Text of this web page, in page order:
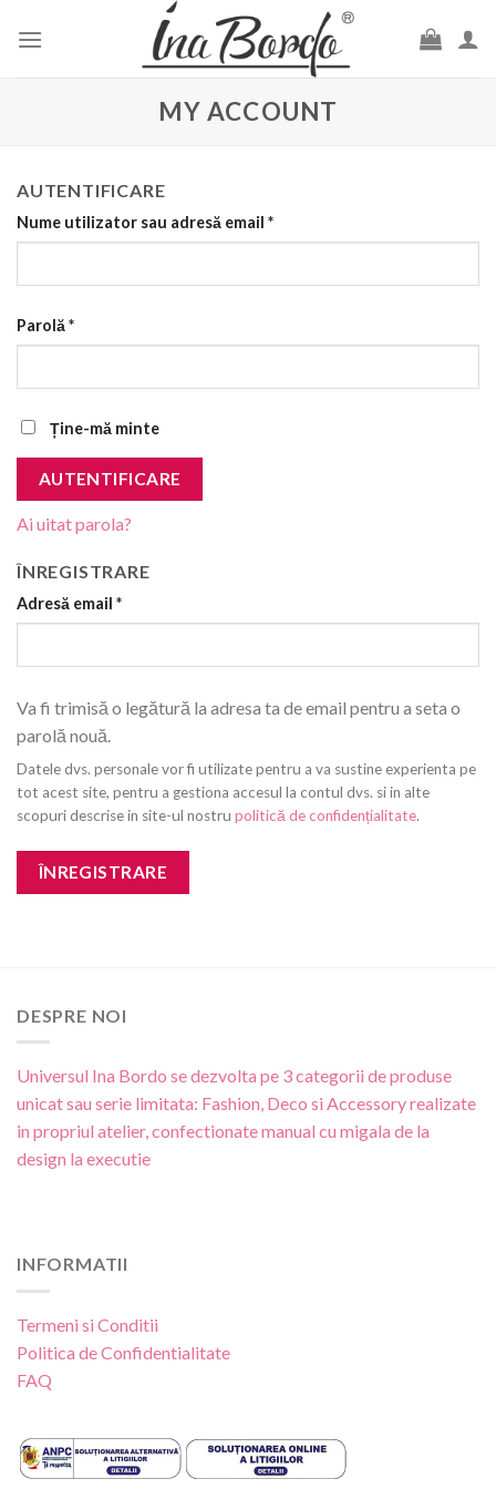
MY ACCOUNT
AUTENTIFICARE
Nume utilizator sau adresă email *
Parolă*
Ține-mă minte
AUTENTIFICARE
Ai uitat parola?
ÎNREGISTRARE
Adresă email *
Va fi trimisă o legătură la adresa ta de email pentru a seta o
parolă nouă.
Datele dvs. personale vor fi utilizate pentru a va sustine experienta pe
tot acest site, pentru a gestiona accesul la contul dvs. si in alte
scopuri descrise in site-ul nostru politică de confidențialitate.
ÎNREGISTRARE
DESPRE NOI
Universul Ina Bordo se dezvolta pe 3 categorii de produse
unicat sau serie limitata: Fashion, Deco si Accessory realizate
in propriul atelier, confectionate manual cu migala de la
design la executie
INFORMATII
Termeni si Conditii
Politica de Confidentialitate
FAQ